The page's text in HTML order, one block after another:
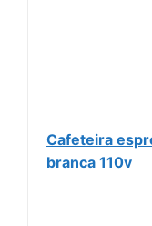
Cafeteira
branca 110v